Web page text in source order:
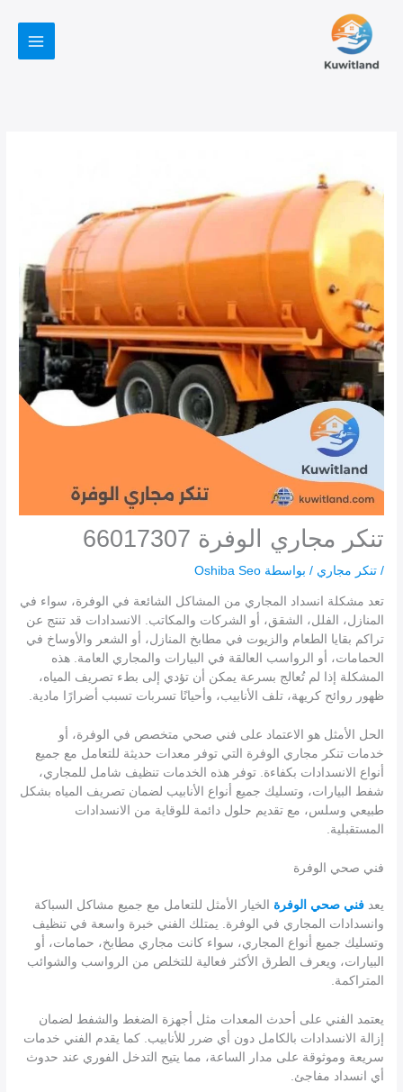
المحتوى
تنكر مجاري الوفرة 66017307
/تنكر مجاري / بواسطة Oshiba Seo
تعد مشكلة انسداد المجاري من المشاكل الشائعة في الوفرة، سواء في
المنازل، الفلل، الشقق، أو الشركات والمكاتب. الانسدادات قد تنتج عن
تراكم بقايا الطعام والزيوت في مطابخ المنازل، أو الشعر والأوساخ في
الحمامات، أو الرواسب العالقة في البيارات والمجاري العامة. هذه
المشكلة إذا لم تُعالج بسرعة يمكن أن تؤدي إلى بطء تصريف المياه،
ظهور روائح كريهة، تلف الأنابيب، وأحيانًا تسربات تسبب أضرارًا مادية.
الحل الأمثل هو الاعتماد على فني صحي متخصص في الوفرة، أو
خدمات تنكر مجاري الوفرة التي توفر معدات حديثة للتعامل مع جميع
أنواع الانسدادات بكفاءة. توفر هذه الخدمات تنظيف شامل للمجاري،
شفط البيارات، وتسليك جميع أنواع الأنابيب لضمان تصريف المياه بشكل
طبيعي وسلس، مع تقديم حلول دائمة للوقاية من الانسدادات
المستقبلية.
فني صحي الوفرة
يعد فني صحي الوفرة الخيار الأمثل للتعامل مع جميع مشاكل السباكة
وانسدادات المجاري في الوفرة. يمتلك الفني خبرة واسعة في تنظيف
وتسليك جميع أنواع المجاري، سواء كانت مجاري مطابخ، حمامات، أو
البيارات، ويعرف الطرق الأكثر فعالية للتخلص من الرواسب والشوائب
المتراكمة.
يعتمد الفني على أحدث المعدات مثل أجهزة الضغط والشفط لضمان
إزالة الانسدادات بالكامل دون أي ضرر للأنابيب. كما يقدم الفني خدمات
سريعة وموثوقة على مدار الساعة، مما يتيح التدخل الفوري عند حدوث
أي انسداد مفاجئ.